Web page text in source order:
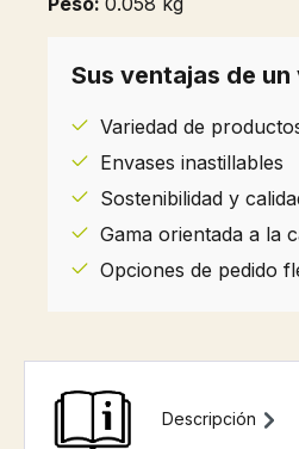
Sus ventajas de
Variedad de
Envases inastillables
Sostenibilidad y
Gama orientada a la
Opciones de pedido
Descripción